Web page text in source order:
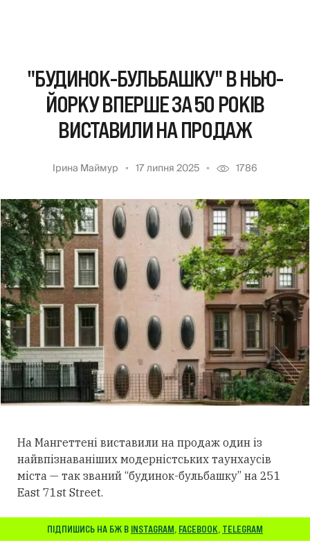
"БУДИНОК-БУЛЬБАШКУ" В НЬЮ-
ЙОРКУ ВПЕРШЕ ЗА 50 РОКІВ
ВИСТАВИЛИ НА ПРОДАЖ
Ірина Маймур 17 липня 2025 1786
На Мангеттені виставили на продаж один із
найвпізнаваніших модерністських таунхаусів
міста — так званий “будинок-бульбашку” на 251
East 71st Street.
ПІДПИШИСЬ НА БЖ В INSTAGRAM, FACEBOOK, TELEGRAM